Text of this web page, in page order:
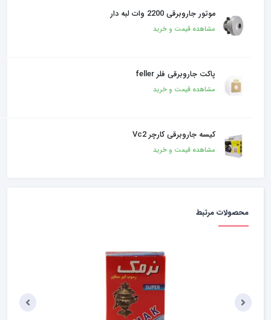
موتور جاروبرقی 2200 وات لبه دار
مشاهده قیمت و خرید
پاکت جاروبرقی فلر feller
مشاهده قیمت و خرید
کیسه جاروبرقی کارچر Vc2
مشاهده قیمت و خرید
محصولات مرتبط